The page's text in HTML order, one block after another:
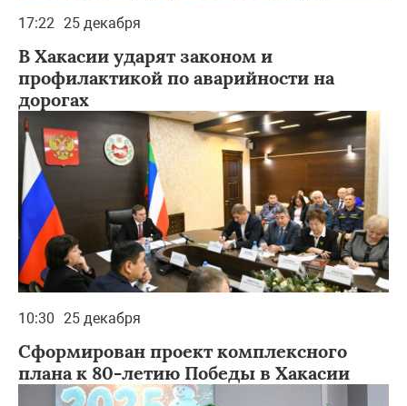
17:22 25 декабря
В Хакасии ударят законом и
профилактикой по аварийности на
дорогах
10:30 25 декабря
Сформирован проект комплексного
плана к 80-летию Победы в Хакасии